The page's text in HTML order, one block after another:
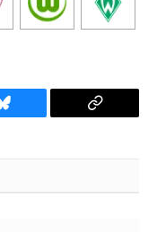
Bluesky
Copy